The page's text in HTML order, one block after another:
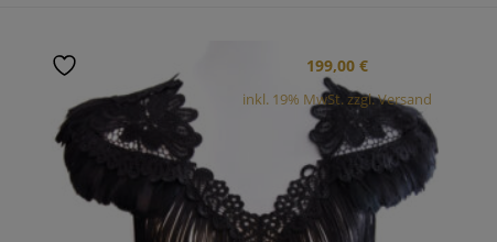
199,00€
inkl. 19% MwSt. zzgl. Versand